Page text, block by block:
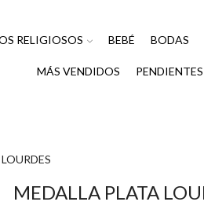
RELIGIOSOS BEBÉ BODAS
MÁS VENDIDOS PENDIENTES
MEDALLA PLATA